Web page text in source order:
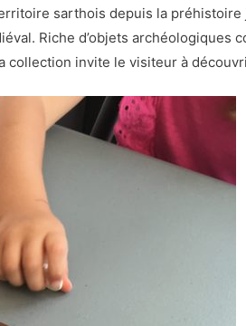
sarthois depuis la préhistoire
Riche d’objets archéologiques
invite le visiteur à